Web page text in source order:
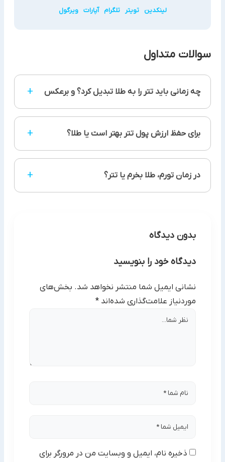
لینکدین تویتر تلگرام آپارات ویرگول
سوالات متداول
چه زمانی باید تتر را به طلا تبدیل کرد؟ و برعکس +
شود و تورم در کشور بالاست و می خواهید برای بلندمدت
سرمایه خود را حفظ کنید. اما وقتی دلار قوی می شود و طلا
برای حفظ ارزش پول تتر بهتر است یا طلا؟ +
اما برای سرمایه گذاری در کوتاه مدت، تتر امن تر و
نقدشونده تر است.
در زمان تورم، طلا بخرم یا تتر؟ +
بدون دیدگاه
دیدگاه خود را بنویسید
نشانی ایمیل شما منتشر نخواهد شد. بخش‌های
موردنیاز علامت‌گذاری شده‌اند *
ذخیره نام، ایمیل و وبسایت من در مرورگر برای